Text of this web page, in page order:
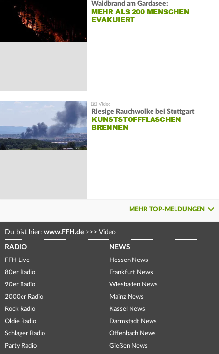
Waldbrand am Gardasee:
MEHR ALS 200 MENSCHEN
EVAKUIERT
Riesige Rauchwolke bei Stuttgart
KUNSTSTOFFFLASCHEN
BRENNEN
MEHR TOP-MELDUNGEN
Du bist hier: www.FFH.de >>> Video
RADIO
FFH Live
80er Radio
90er Radio
2000er Radio
Rock Radio
Oldie Radio
Schlager Radio
Party Radio
NEWS
Hessen News
Frankfurt News
Wiesbaden News
Mainz News
Kassel News
Darmstadt News
Offenbach News
Gießen News